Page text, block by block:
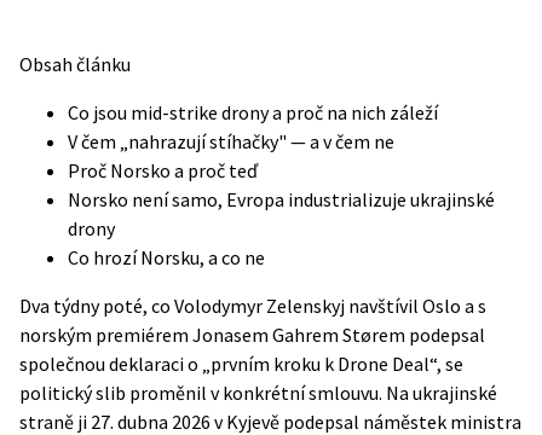
Obsah článku
Co jsou mid-strike drony a proč na nich záleží
V čem „nahrazují stíhačky" — a v čem ne
Proč Norsko a proč teď
Norsko není samo, Evropa industrializuje ukrajinské
drony
Co hrozí Norsku, a co ne
Dva týdny poté, co Volodymyr Zelenskyj navštívil Oslo a s
norským premiérem Jonasem Gahrem Størem podepsal
společnou deklaraci o „prvním kroku k Drone Deal“, se
politický slib proměnil v konkrétní smlouvu. Na ukrajinské
straně ji 27. dubna 2026 v Kyjevě podepsal náměstek ministra